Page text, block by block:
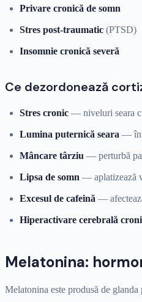
Privare cronică de somn
Stres post-traumatic (PTSD)
Insomnie cronică severă
Ce dezordonează
Stres cronic — niveluri seara
Lumina puternică seara —
Mâncare târziu — perturbă
Lipsa de somn — aplatizează
Excesul de cafeină —
Hiperactivare cerebrală
Melatonina:
Melatonina este produsă de glanda